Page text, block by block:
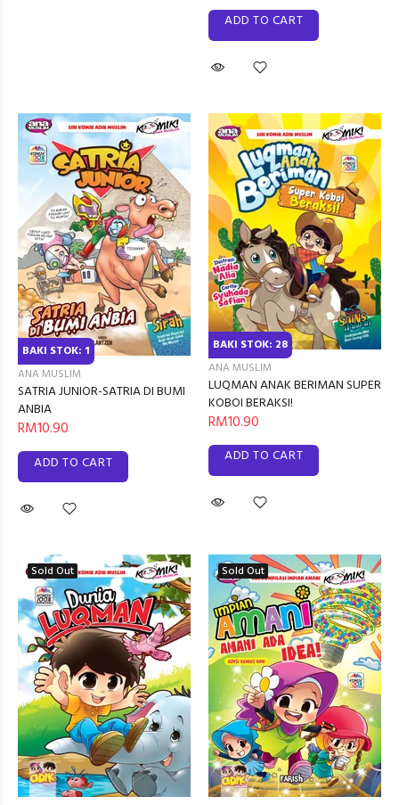
ADD TO CART
BAKI STOK: 1
ANA MUSLIM
SATRIA JUNIOR-SATRIA DI BUMI
ANBIA
RM10.90
ADD TO CART
BAKI STOK: 28
ANA MUSLIM
LUQMAN ANAK BERIMAN SUPER
KOBOI BERAKSI!
RM10.90
ADD TO CART
Sold Out Sold Out